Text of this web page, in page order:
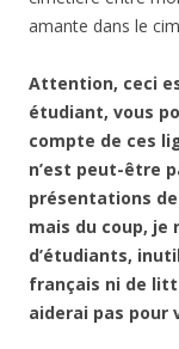
amante dans le
Attention, ceci
étudiant, vous
compte de ces
n’est peut-être
présentations
mais du coup, je
d’étudiants,
français ni de
aiderai pas pour